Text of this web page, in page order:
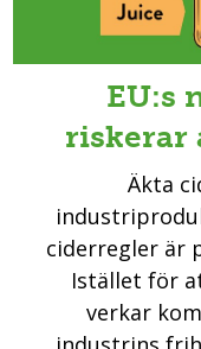
EU:s
riskerar
Äkta
ciderregler är
Istället för
verkar